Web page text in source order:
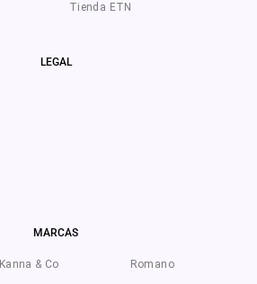
Tienda ETN
LEGAL
MARCAS
Kanna & Co Romano